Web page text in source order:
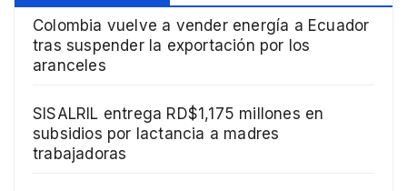
Colombia vuelve a vender energía a Ecuador
tras suspender la exportación por los
aranceles
SISALRIL entrega RD$1,175 millones en
subsidios por lactancia a madres
trabajadoras